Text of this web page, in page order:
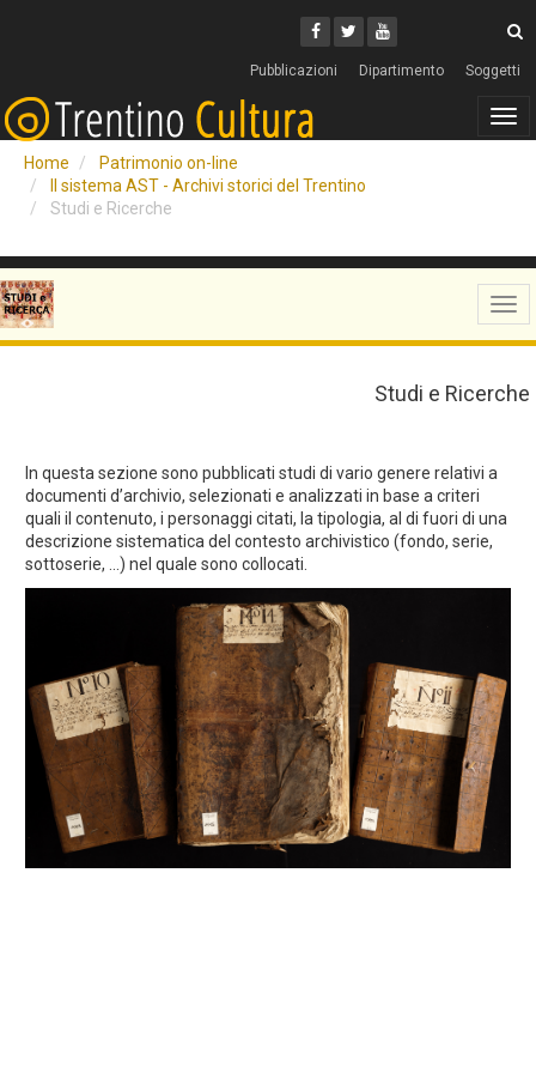
Facebook
Twitter
Youtube
Pubblicazioni Dipartimento Soggetti
Home
Patrimonio on-line
Il sistema AST - Archivi storici del Trentino
Studi e Ricerche
Studi e Ricerche
In questa sezione sono pubblicati studi di vario genere relativi a
documenti d’archivio, selezionati e analizzati in base a criteri
quali il contenuto, i personaggi citati, la tipologia, al di fuori di una
descrizione sistematica del contesto archivistico (fondo, serie,
sottoserie, ...) nel quale sono collocati.